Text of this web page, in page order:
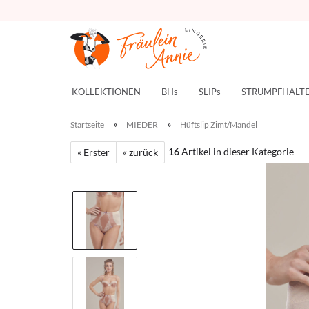
KOLLEKTIONEN BHs SLIPs
Startseite » MIEDER » Hüftslip Zimt/Mandel
« Erster « zurück 16Artikel in dieser Kategorie